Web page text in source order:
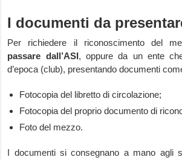
I documenti da
Per richiedere il riconoscimento del
passare dall’ASI, oppure da un ente
d’epoca (club), presentando documenti
Fotocopia del libretto di circolazione;
Fotocopia del proprio documento di
Foto del mezzo.
I documenti si consegnano a mano agli